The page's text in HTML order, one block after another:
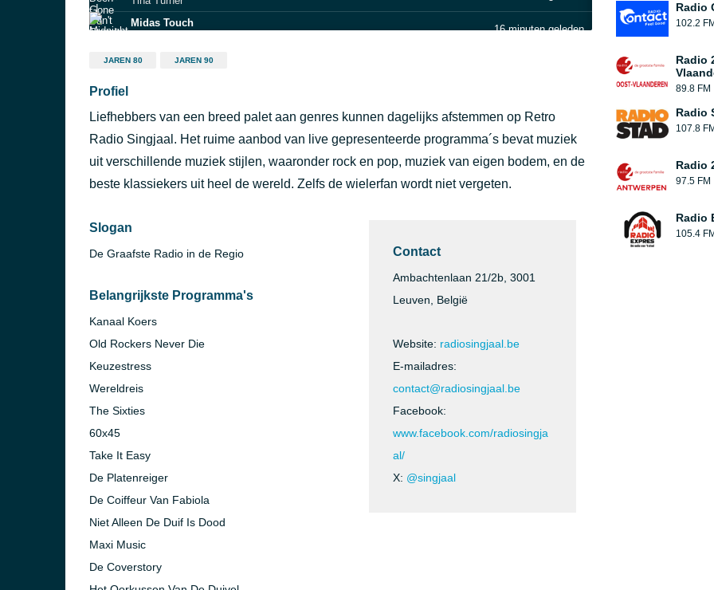
Midas Touch
16 minuten geleden
Love's Been A Little Bit Hard On Me
Nick Lowe
30 minuten geleden
A Message to You Rudy
35 minuten geleden
JAREN 80 JAREN 90
Profiel
Liefhebbers van een breed palet aan genres kunnen dagelijks afstemmen op Retro
Radio Singjaal. Het ruime aanbod van live gepresenteerde programma´s bevat muziek
uit verschillende muziek stijlen, waaronder rock en pop, muziek van eigen bodem, en de
beste klassiekers uit heel de wereld. Zelfs de wielerfan wordt niet vergeten.
Slogan
De Graafste Radio in de Regio
Belangrijkste Programma's
Kanaal Koers
Old Rockers Never Die
Keuzestress
Wereldreis
The Sixties
60x45
Take It Easy
De Platenreiger
De Coiffeur Van Fabiola
Niet Alleen De Duif Is Dood
Maxi Music
De Coverstory
Contact
Ambachtenlaan 21/2b, 3001
Leuven, België
Website: radiosingjaal.be
E-mailadres:
contact@radiosingjaal.be
Facebook:
www.facebook.com/radiosingja
al/
X: @singjaal
Radio
102.2 FM
Radio
89.8 FM
Radio
107.8 FM
Radio
97.5 FM
Radio
105.4 FM